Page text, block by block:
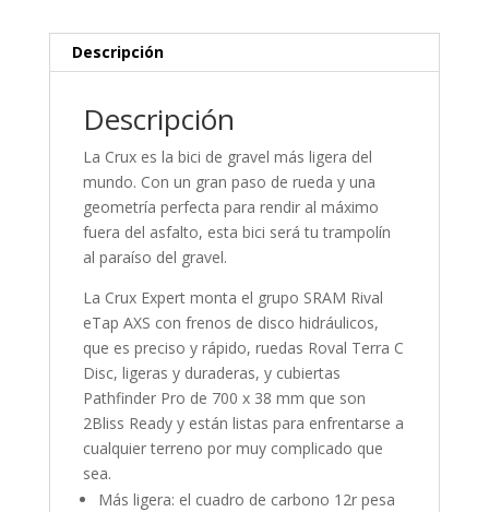
Descripción
Descripción
La Crux es la bici de gravel más ligera del
mundo. Con un gran paso de rueda y una
geometría perfecta para rendir al máximo
fuera del asfalto, esta bici será tu trampolín
al paraíso del gravel.
La Crux Expert monta el grupo SRAM Rival
eTap AXS con frenos de disco hidráulicos,
que es preciso y rápido, ruedas Roval Terra C
Disc, ligeras y duraderas, y cubiertas
Pathfinder Pro de 700 x 38 mm que son
2Bliss Ready y están listas para enfrentarse a
cualquier terreno por muy complicado que
sea.
Más ligera: el cuadro de carbono 12r pesa